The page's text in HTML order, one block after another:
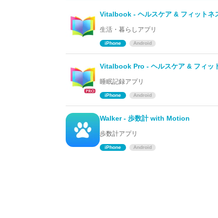
Vitalbook - ヘルスケア & フィットネ
生活・暮らしアプリ
iPhone Android
Vitalbook Pro - ヘルスケア & フィッ
睡眠記録アプリ
iPhone Android
Walker - 歩数計 with Motion
歩数計アプリ
iPhone Android